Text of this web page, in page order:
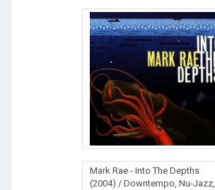
Mark Rae - Into The Depths
(2004) / Downtempo, Nu-Jazz,